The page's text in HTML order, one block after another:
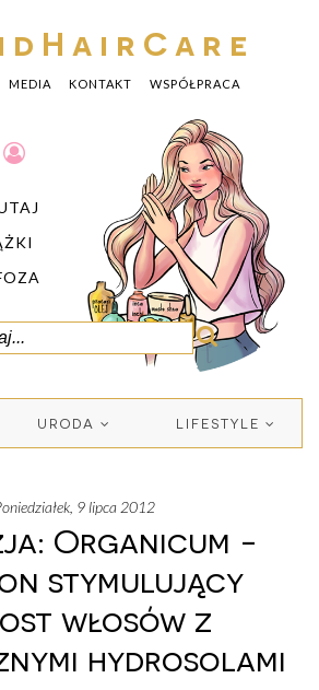
MEDIA KONTAKT WSPÓŁPRACA
URODA LIFESTYLE
poniedziałek, 9 lipca 2012
Organicum -
stymulujący
włosów z
hydrosolami